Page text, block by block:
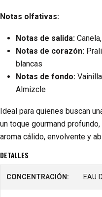
Notas olfativas:
Notas de salida:
Notas de corazón:
blancas
Notas de fondo:
Almizcle
Ideal para quienes buscan
un toque gourmand
aroma cálido, envolvente y
DETALLES
CONCENTRACIÓN: EAU